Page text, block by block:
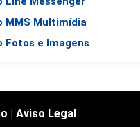
MMS Multimídia
Fotos e Imagens
Aviso Legal